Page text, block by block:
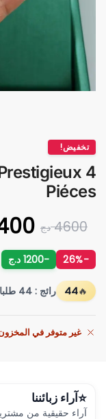
تخفيض!
4
Piéces
4600 دج
-26% -1200 د.ج
44 رائج : 44 طلبات جارية الآن
غير متوفر في
آراء زبائننا
آراء حقيقية من